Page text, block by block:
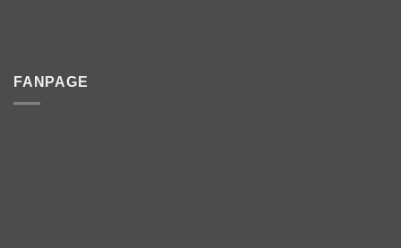
FANPAGE